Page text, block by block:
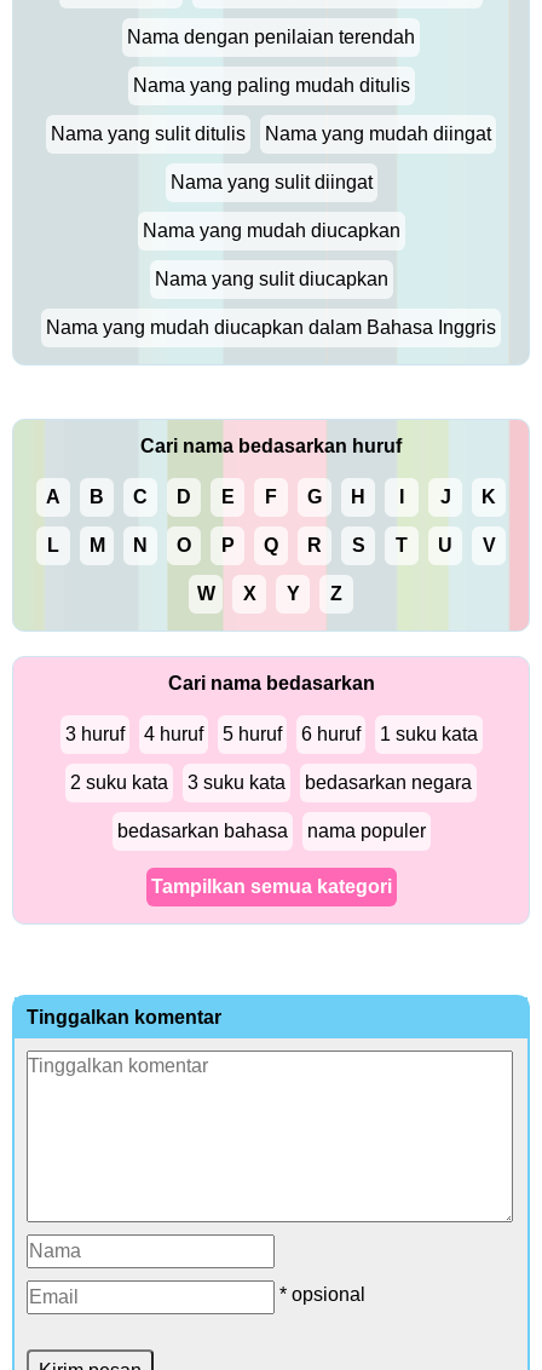
Nama dengan penilaian terendah
Nama yang paling mudah ditulis
Nama yang sulit ditulis Nama yang mudah diingat
Nama yang sulit diingat
Nama yang mudah diucapkan
Nama yang sulit diucapkan
Nama yang mudah diucapkan dalam Bahasa Inggris
Cari nama bedasarkan huruf
A B C D E F G H J K
L M N O P Q R S T U V
W X Y Z
Cari nama bedasarkan
3 huruf 4 huruf 5 huruf 6 huruf 1 suku kata
2 suku kata 3 suku kata bedasarkan negara
bedasarkan bahasa nama populer
Tampilkan semua kategori
Tinggalkan komentar
* opsional